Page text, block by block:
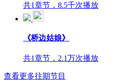
共1章节，8.5千次播放
《桥边姑娘》
共1章节，2.1万次播放
查看更多往期节目